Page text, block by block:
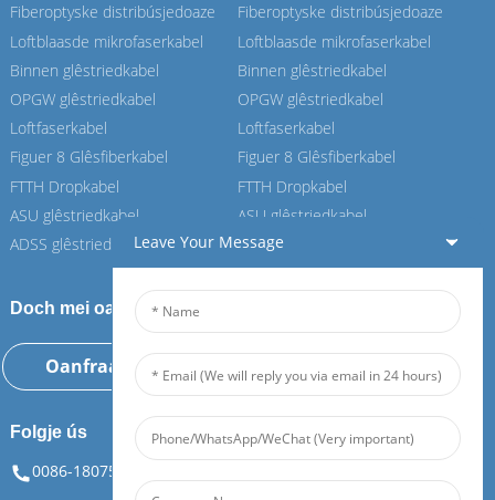
Fiberoptyske distribúsjedoaze
Loftblaasde mikrofaserkabel
Binnen glêstriedkabel
OPGW glêstriedkabel
Loftfaserkabel
Figuer 8 Glêsfiberkabel
FTTH Dropkabel
ASU glêstriedkabel
ADSS glêstriedkabel
Fiberoptyske distribúsjedoaze
Loftblaasde mikrofaserkabel
Binnen glêstriedkabel
OPGW glêstriedkabel
Loftfaserkabel
Figuer 8 Glêsfiberkabel
FTTH Dropkabel
ASU glêstriedkabel
ADSS glêstriedkabel
Doch mei oan ús Feiboer
Oanfraach no
Folgje ús
0086-18075108880
Leave Your Message